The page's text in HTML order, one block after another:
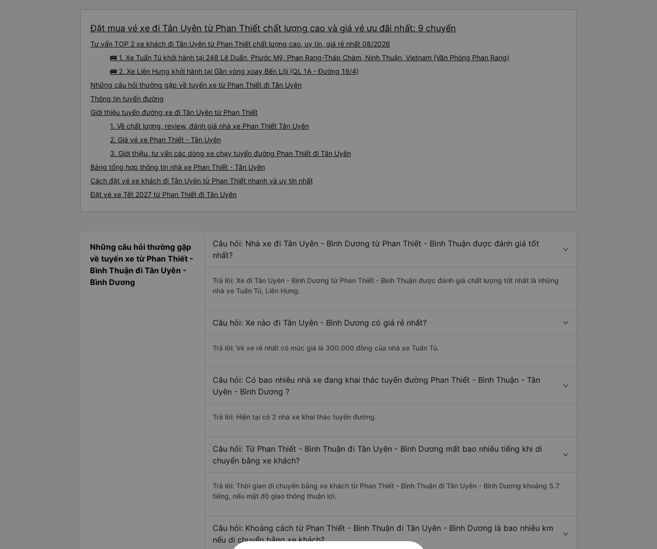
từ Đà Nẵng (bến xe Đà Nẵng, Nhà ga B2, Lối ra 8) trên một
nhưng vẫn khá thoải mái và tốt hơn nhiều so với một chuyến
Trang và sau đó được đưa đến ga bằng xe buýt nhỏ. Họ
cũng vận chuyển hàng hóa trong suốt chuyến đi, và có thể
sẽ có những điểm dừng chân. Tôi khuyên bạn nên chọn
công ty này và đặt chỗ ngồi VIP.
Đặt mua vé xe đi Tân Uyên từ Phan Thiết chất lượng cao và giá vé ưu đãi nhất: 9 chuyến
Tư vấn TOP 2 xe khách đi Tân Uyên từ Phan Thiết chất lượng cao, uy tín, giá rẻ nhất 08/2026
🚌 1. Xe Tuấn Tú khởi hành tại 248 Lê Duẩn, Phước Mỹ, Phan Rang-Tháp Chàm, Ninh Thuận, Vietnam (Văn Phòng Phan Rang)
🚌 2. Xe Liên Hưng khởi hành tại Gần vòng xoay Bến Lội (QL 1A - Đường 19/4)
Những câu hỏi thường gặp về tuyến xe từ Phan Thiết đi Tân Uyên
Thông tin tuyến đường
Giới thiệu tuyến đường xe đi Tân Uyên từ Phan Thiết
1. Về chất lượng, review, đánh giá nhà xe Phan Thiết Tân Uyên
2. Giá vé xe Phan Thiết - Tân Uyên
3. Giới thiệu, tư vấn các dòng xe chạy tuyến đường Phan Thiết đi Tân Uyên
Bảng tổng hợp thông tin nhà xe Phan Thiết - Tân Uyên
Cách đặt vé xe khách đi Tân Uyên từ Phan Thiết nhanh và uy tín nhất
Đặt vé xe Tết 2027 từ Phan Thiết đi Tân Uyên
Những câu hỏi thường gặp
về tuyến xe từ Phan Thiết -
Bình Thuận đi Tân Uyên -
Bình Dương
Câu hỏi: Nhà xe đi Tân Uyên - Bình Dương từ Phan Thiết - Bình Thuận được đánh giá tốt
nhất?
Trả lời: Xe đi Tân Uyên - Bình Dương từ Phan Thiết - Bình Thuận được đánh giá chất lượng tốt nhất là những
nhà xe Tuấn Tú, Liên Hưng.
Câu hỏi: Xe nào đi Tân Uyên - Bình Dương có giá rẻ nhất?
Trả lời: Vé xe rẻ nhất có mức giá là 300.000 đồng của nhà xe Tuấn Tú.
Câu hỏi: Có bao nhiêu nhà xe đang khai thác tuyến đường Phan Thiết - Bình Thuận - Tân
Uyên - Bình Dương ?
Trả lời: Hiện tại có 2 nhà xe khai thác tuyến đường.
Câu hỏi: Từ Phan Thiết - Bình Thuận đi Tân Uyên - Bình Dương mất bao nhiêu tiếng khi di
chuyển bằng xe khách?
Trả lời: Thời gian di chuyển bằng xe khách từ Phan Thiết - Bình Thuận đi Tân Uyên - Bình Dương khoảng 5.7
tiếng, nếu mật độ giao thông thuận lợi.
Câu hỏi: Khoảng cách từ Phan Thiết - Bình Thuận đi Tân Uyên - Bình Dương là bao nhiêu km
nếu di chuyển bằng xe khách?